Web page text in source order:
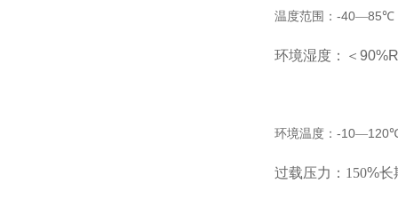
温度范围： -40—85℃
环境湿度：＜
环境温度： -10—120
过载压力：150%长